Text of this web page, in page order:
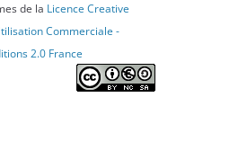
de la Licence Creative
Commerciale -
2.0 France